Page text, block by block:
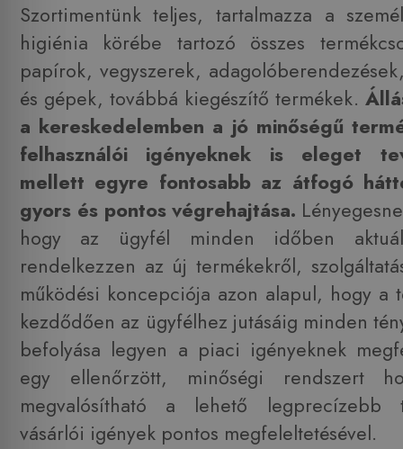
Szortimentünk teljes, tartalmazza a
higiénia körébe tartozó összes
papírok, vegyszerek,
és gépek, továbbá kiegészítő termékek.
a kereskedelemben a jó minőségű
felhasználói igényeknek is eleget
mellett egyre fontosabb az átfogó
gyors és pontos végrehajtása.
hogy az ügyfél minden időben
rendelkezzen az új termékekről,
működési koncepciója azon alapul, hogy a
kezdődően az ügyfélhez jutásáig minden
befolyása legyen a piaci igényeknek
egy ellenőrzött, minőségi rendszert
megvalósítható a lehető legprecízebb
vásárlói igények pontos megfeleltetésével.